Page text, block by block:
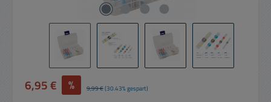
Verkaufspreis:
6,95 € % Regulärer Preis:
9,99 €(30.43% gespart)